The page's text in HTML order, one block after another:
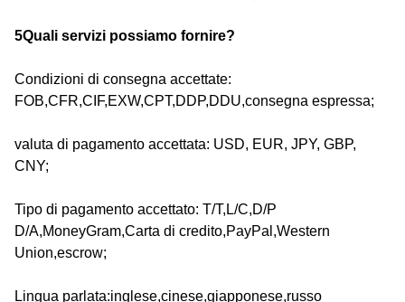
5Quali servizi possiamo fornire?
Condizioni di consegna accettate:
FOB,CFR,CIF,EXW,CPT,DDP,DDU,consegna espressa;
valuta di pagamento accettata: USD, EUR, JPY, GBP,
CNY;
Tipo di pagamento accettato: T/T,L/C,D/P
D/A,MoneyGram,Carta di credito,PayPal,Western
Union,escrow;
Lingua parlata:inglese,cinese,giapponese,russo